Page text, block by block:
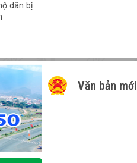
dân bị
Văn bản mới